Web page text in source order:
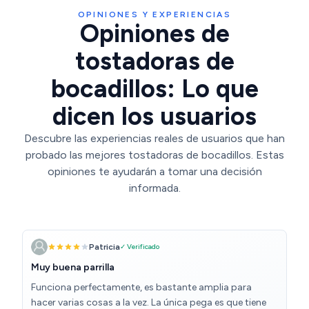
OPINIONES Y EXPERIENCIAS
Opiniones de
tostadoras de
bocadillos: Lo que
dicen los usuarios
Descubre las experiencias reales de usuarios que han
probado las mejores tostadoras de bocadillos. Estas
opiniones te ayudarán a tomar una decisión
informada.
Patricia✓ Verificado
Muy buena parrilla
Funciona perfectamente, es bastante amplia para
hacer varias cosas a la vez. La única pega es que tiene